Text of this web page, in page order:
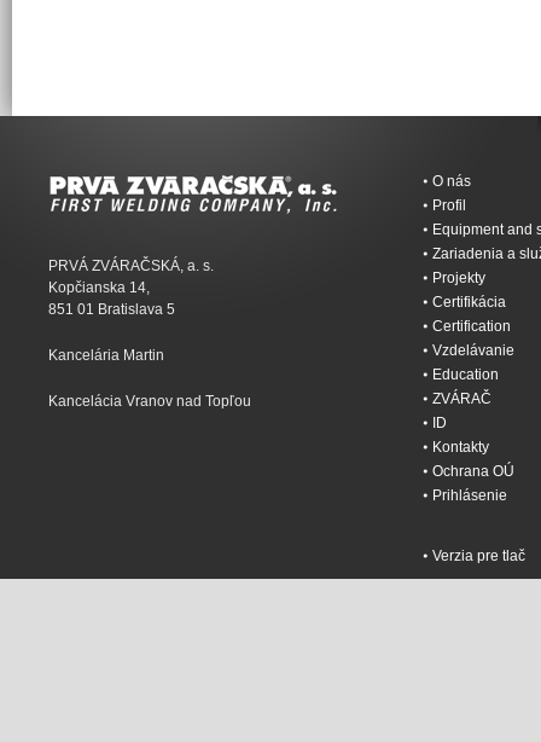
PRVÁ ZVÁRAČSKÁ, a. s.
Kopčianska 14,
851 01 Bratislava 5
Kancelária Martin
Kancelácia Vranov nad Topľou
O nás
Profil
Equipment and
Zariadenia a
Projekty
Certifikácia
Certification
Vzdelávanie
Education
ZVÁRAČ
ID
Kontakty
Ochrana OÚ
Prihlásenie
Verzia pre tlač